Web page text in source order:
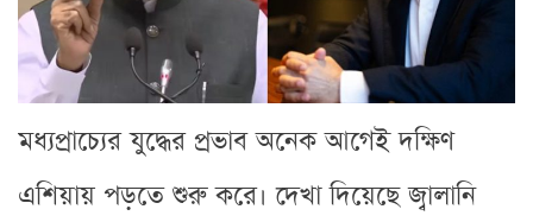
মধ্যপ্রাচ্যের যুদ্ধের প্রভাব অনেক আগেই দক্ষিণ
এশিয়ায় পড়তে শুরু করে। দেখা দিয়েছে জ্বালানি